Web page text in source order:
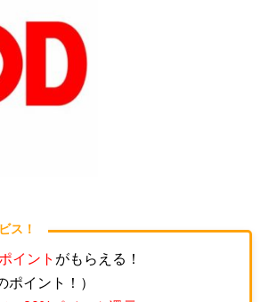
ス！
イント がもらえる！
ポイント！）